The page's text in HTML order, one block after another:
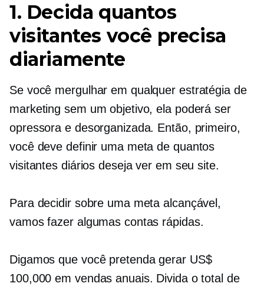
1. Decida quantos
visitantes você precisa
diariamente
Se você mergulhar em qualquer estratégia de
marketing sem um objetivo, ela poderá ser
opressora e desorganizada. Então, primeiro,
você deve definir uma meta de quantos
visitantes diários deseja ver em seu site.
Para decidir sobre uma meta alcançável,
vamos fazer algumas contas rápidas.
Digamos que você pretenda gerar US$
100,000 em vendas anuais. Divida o total de